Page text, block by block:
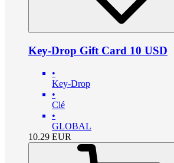
Key-Drop Gift Card 10 USD
•
Key-Drop
•
Clé
•
GLOBAL
10.29 EUR